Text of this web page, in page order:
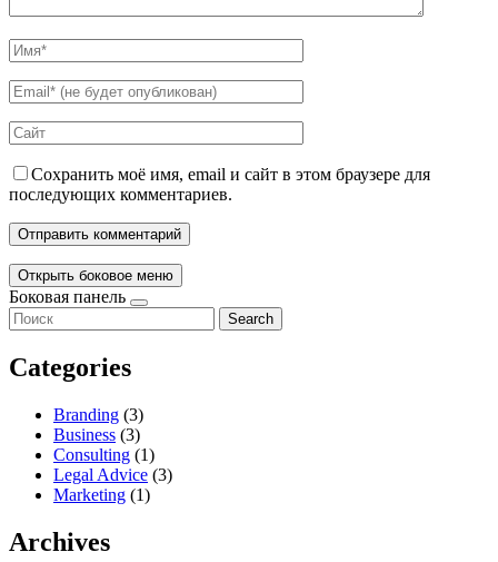
Сохранить моё имя, email и сайт в этом браузере для
последующих комментариев.
Открыть боковое меню
Боковая панель
Search
Categories
Branding (3)
Business (3)
Consulting (1)
Legal Advice (3)
Marketing (1)
Archives